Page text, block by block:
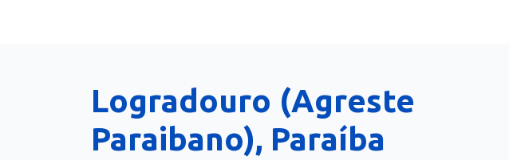
Logradouro (Agreste
Paraibano), Paraíba